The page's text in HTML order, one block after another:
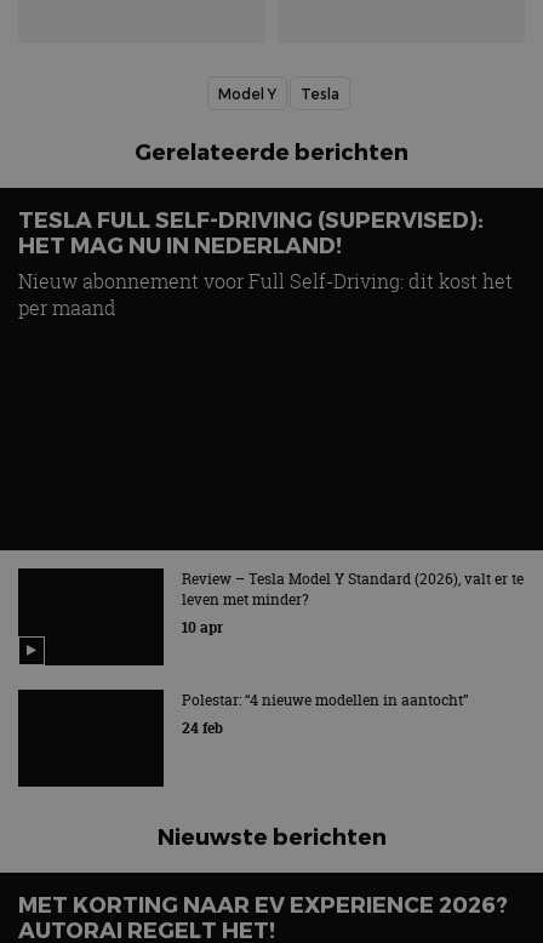
Model Y Tesla
Gerelateerde berichten
TESLA FULL SELF-DRIVING (SUPERVISED):
HET MAG NU IN NEDERLAND!
Nieuw abonnement voor Full Self-Driving: dit kost het
per maand
Review – Tesla Model Y Standard (2026), valt er te
leven met minder?
10 apr
Polestar: “4 nieuwe modellen in aantocht”
24 feb
Nieuwste berichten
MET KORTING NAAR EV EXPERIENCE 2026?
AUTORAI REGELT HET!